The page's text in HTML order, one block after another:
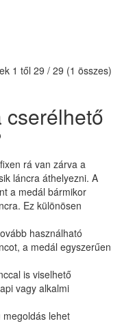
1 től 29 / 29 (1 összes)
cserélhető
rá van zárva a
láncra áthelyezni. A
a medál bármikor
Ez különösen
használható
a medál egyszerűen
is viselhető
vagy alkalmi
lehet